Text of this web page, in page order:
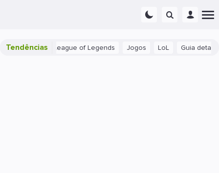
Tendências
suportes em League of Legends Jogos LoL Guia